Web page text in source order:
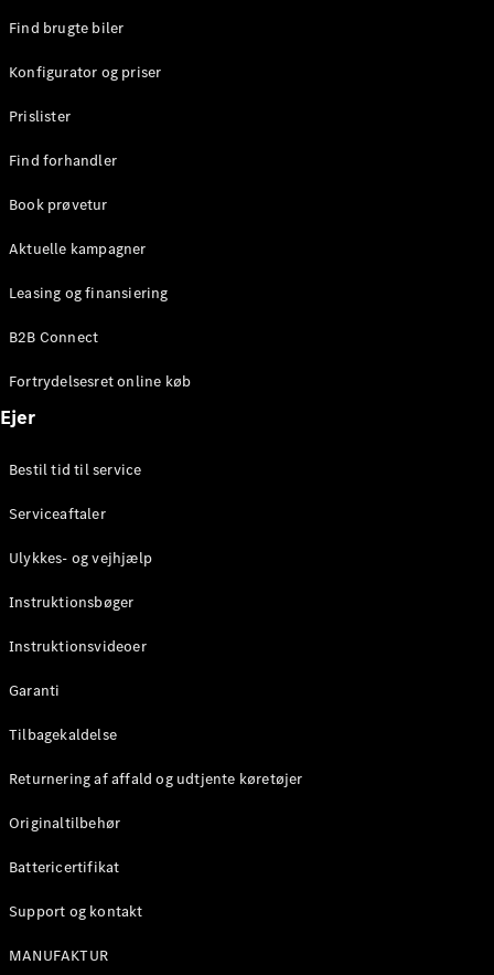
Find brugte biler
Konfigurator og priser
Prislister
Find forhandler
Book prøvetur
Aktuelle kampagner
Leasing og finansiering
B2B Connect
Fortrydelsesret online køb
Ejer
Bestil tid til service
Serviceaftaler
Ulykkes- og vejhjælp
Instruktionsbøger
Instruktionsvideoer
Garanti
Tilbagekaldelse
Returnering af affald og udtjente køretøjer
Originaltilbehør
Battericertifikat
Support og kontakt
MANUFAKTUR